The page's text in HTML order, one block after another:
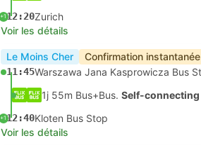
+112:20Zurich
Voir les détails
Le Moins Cher Confirmation instantanée
11:45
1j 55m Bus+Bus. Self-connecting
+112:40Kloten Bus Stop
Voir les détails